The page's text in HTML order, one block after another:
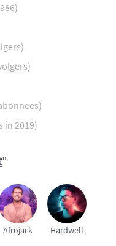
in 2019)
"
Afrojack Hardwell